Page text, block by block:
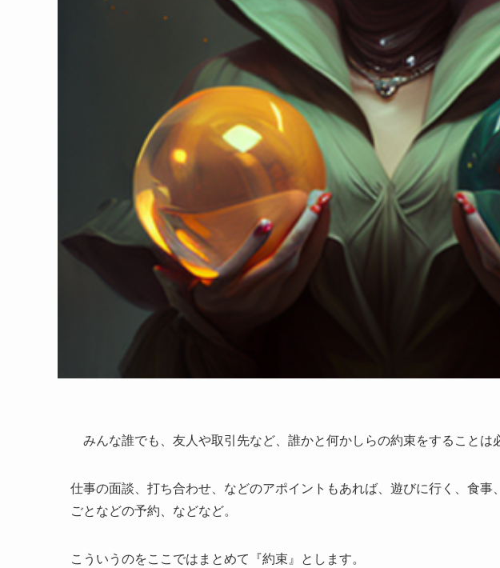
みんな誰でも、友人や取引先など、誰かと何かしらの約束をすることは
仕事の面談、打ち合わせ、などのアポイントもあれば、遊びに行く、食事
ごとなどの予約、などなど。
こういうのをここではまとめて『約束』とします。